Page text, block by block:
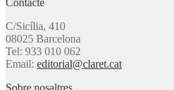
Contacte
C/Sicília, 410
08025 Barcelona
Tel: 933 010 062
Email: editorial@claret.cat
Sobre nosaltres